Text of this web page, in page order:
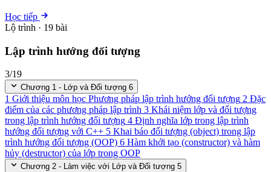
Học tiếp
Lộ trình · 19 bài
Lập trình hướng đối tượng
3/19
Chương 1 - Lớp và Đối tượng 6
1 Giới thiệu môn học Phương pháp lập trình hướng đối tượng 2 Đặc
điểm của các phương pháp lập trình 3 Khái niệm lớp và đối tượng
trong lập trình hướng đối tượng 4 Định nghĩa lớp trong lập trình
hướng đối tượng với C++ 5 Khai báo đối tượng (object) trong lập
trình hướng đối tượng (OOP) 6 Hàm khởi tạo (constructor) và hàm
hủy (destructor) của lớp trong OOP
Chương 2 - Làm việc với Lớp và Đối tượng 5